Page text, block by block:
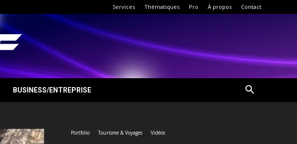
Services Thématiques Pro À propos Contact
BUSINESS/ENTREPRISE
Portfolio Tourisme & Voyages Vidéos